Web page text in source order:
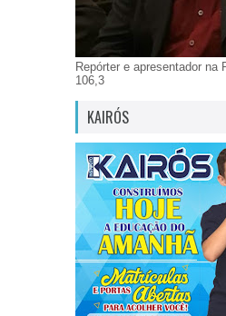
Repórter e apresentador na
106,3
KAIRÓS